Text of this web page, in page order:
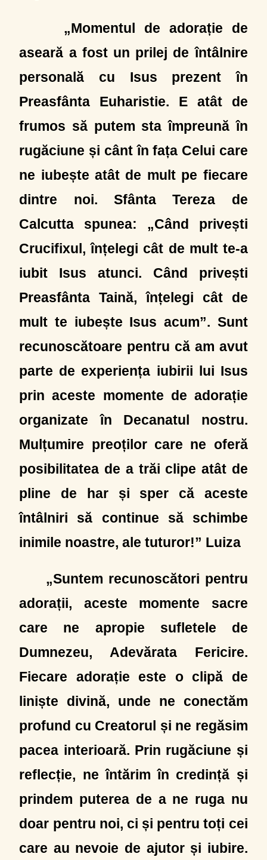
„Momentul de adorație de
aseară a fost un prilej de întâlnire
personală cu Isus prezent în
Preasfânta Euharistie. E atât de
frumos să putem sta împreună în
rugăciune și cânt în fața Celui care
ne iubește atât de mult pe fiecare
dintre noi. Sfânta Tereza de
Calcutta spunea: „Când privești
Crucifixul, înțelegi cât de mult te-a
iubit Isus atunci. Când privești
Preasfânta Taină, înțelegi cât de
mult te iubește Isus acum”. Sunt
recunoscătoare pentru că am avut
parte de experiența iubirii lui Isus
prin aceste momente de adorație
organizate în Decanatul nostru.
Mulțumire preoților care ne oferă
posibilitatea de a trăi clipe atât de
pline de har și sper că aceste
întâlniri să continue să schimbe
inimile noastre, ale tuturor!” Luiza
„Suntem recunoscători pentru
adorații, aceste momente sacre
care ne apropie sufletele de
Dumnezeu, Adevărata Fericire.
Fiecare adorație este o clipă de
liniște divină, unde ne conectăm
profund cu Creatorul și ne regăsim
pacea interioară. Prin rugăciune și
reflecție, ne întărim în credință și
prindem puterea de a ne ruga nu
doar pentru noi, ci și pentru toți cei
care au nevoie de ajutor și iubire.